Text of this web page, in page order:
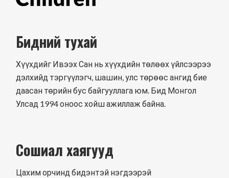
Бидний тухай
Хүүхдийг Ивээх Сан нь хүүхдийн төлөөх үйлсээрээ
дэлхийд тэргүүлэгч, шашин, улс төрөөс ангид бие
даасан төрийн бус байгууллага юм. Бид Монгол
Улсад 1994 оноос хойш ажиллаж байна.
Сошиал хаягууд
Цахим орчинд бидэнтэй нэгдээрэй